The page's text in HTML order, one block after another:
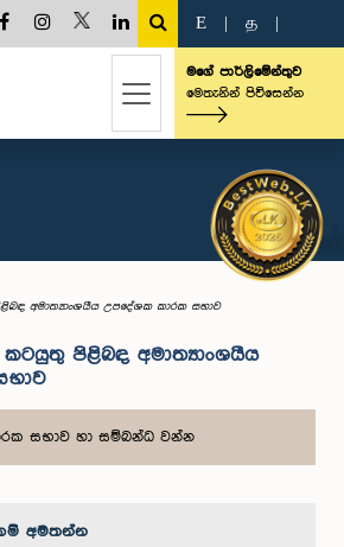
E த
මගේ පාර්ලිමේන්තුව
මෙතැනින් පිවිසෙන්න
අමාත්‍යාංශයීය උපදේශක කාරක සභාව
පිළිබඳ අමාත්‍යාංශයීය
සභාව හා සම්බන්ධ වන්න
අමතන්න